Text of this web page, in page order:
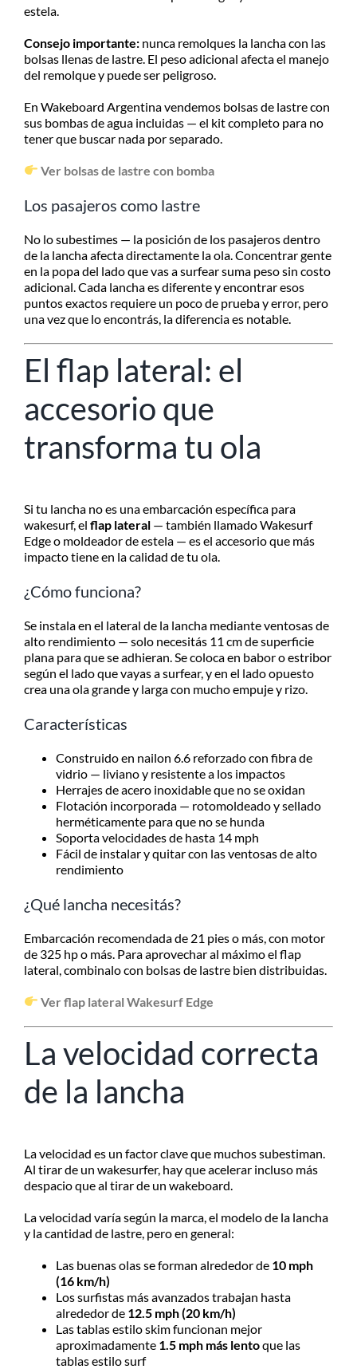
estela.
Consejo importante: nunca remolques la lancha con las
bolsas llenas de lastre. El peso adicional afecta el manejo
del remolque y puede ser peligroso.
En Wakeboard Argentina vendemos bolsas de lastre con
sus bombas de agua incluidas — el kit completo para no
tener que buscar nada por separado.
Ver bolsas de lastre con bomba
Los pasajeros como lastre
No lo subestimes — la posición de los pasajeros dentro
de la lancha afecta directamente la ola. Concentrar gente
en la popa del lado que vas a surfear suma peso sin costo
adicional. Cada lancha es diferente y encontrar esos
puntos exactos requiere un poco de prueba y error, pero
una vez que lo encontrás, la diferencia es notable.
El flap lateral: el
accesorio que
transforma tu ola
Si tu lancha no es una embarcación específica para
wakesurf, el flap lateral — también llamado Wakesurf
Edge o moldeador de estela — es el accesorio que más
impacto tiene en la calidad de tu ola.
¿Cómo funciona?
Se instala en el lateral de la lancha mediante ventosas de
alto rendimiento — solo necesitás 11 cm de superficie
plana para que se adhieran. Se coloca en babor o estribor
según el lado que vayas a surfear, y en el lado opuesto
crea una ola grande y larga con mucho empuje y rizo.
Características
Construido en nailon 6.6 reforzado con fibra de
vidrio — liviano y resistente a los impactos
Herrajes de acero inoxidable que no se oxidan
Flotación incorporada — rotomoldeado y sellado
herméticamente para que no se hunda
Soporta velocidades de hasta 14 mph
Fácil de instalar y quitar con las ventosas de alto
rendimiento
¿Qué lancha necesitás?
Embarcación recomendada de 21 pies o más, con motor
de 325 hp o más. Para aprovechar al máximo el flap
lateral, combinalo con bolsas de lastre bien distribuidas.
Ver flap lateral Wakesurf Edge
La velocidad correcta
de la lancha
La velocidad es un factor clave que muchos subestiman.
Al tirar de un wakesurfer, hay que acelerar incluso más
despacio que al tirar de un wakeboard.
La velocidad varía según la marca, el modelo de la lancha
y la cantidad de lastre, pero en general:
Las buenas olas se forman alrededor de 10 mph
(16 km/h)
Los surfistas más avanzados trabajan hasta
alrededor de 12.5 mph (20 km/h)
Las tablas estilo skim funcionan mejor
aproximadamente 1.5 mph más lentoque las
tablas estilo surf